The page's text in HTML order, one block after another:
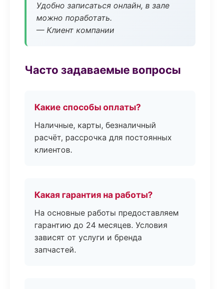
Удобно записаться онлайн, в зале
можно поработать.
— Клиент компании
Часто задаваемые вопросы
Какие способы оплаты?
Наличные, карты, безналичный
расчёт, рассрочка для постоянных
клиентов.
Какая гарантия на работы?
На основные работы предоставляем
гарантию до 24 месяцев. Условия
зависят от услуги и бренда
запчастей.